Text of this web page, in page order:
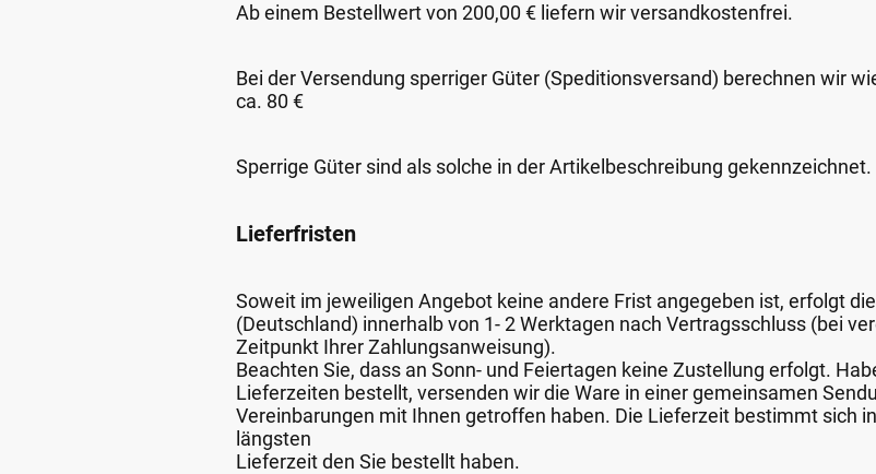
Ab einem Bestellwert von 200,00 € liefern wir versandkostenfrei.
Bei der Versendung sperriger Güter (Speditionsversand) berechnen wir
ca. 80 €
Sperrige Güter sind als solche in der Artikelbeschreibung gekennzeichnet.
Lieferfristen
Soweit im jeweiligen Angebot keine andere Frist angegeben ist, erfolgt
(Deutschland) innerhalb von 1- 2 Werktagen nach Vertragsschluss (bei
Zeitpunkt Ihrer Zahlungsanweisung).
Beachten Sie, dass an Sonn- und Feiertagen keine Zustellung erfolgt.
Lieferzeiten bestellt, versenden wir die Ware in einer gemeinsamen
Vereinbarungen mit Ihnen getroffen haben. Die Lieferzeit bestimmt sich
längsten
Lieferzeit den Sie bestellt haben.